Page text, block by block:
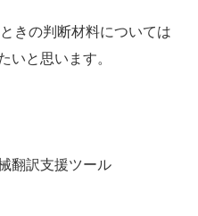
きの判断材料については
いと思います。
翻訳支援ツール